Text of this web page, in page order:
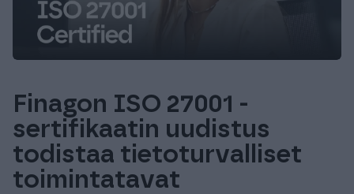
Finagon ISO 27001 -
sertifikaatin uudistus
todistaa tietoturvalliset
toimintatavat